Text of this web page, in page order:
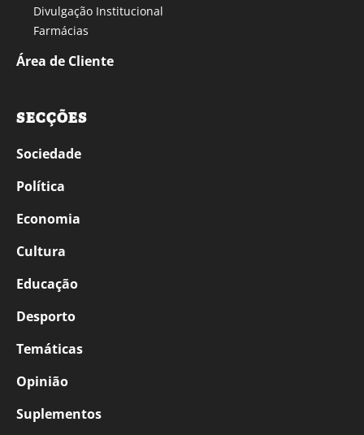
Divulgação Institucional
Farmácias
Área de Cliente
SECÇÕES
Sociedade
Política
Economia
Cultura
Educação
Desporto
Temáticas
Opinião
Suplementos